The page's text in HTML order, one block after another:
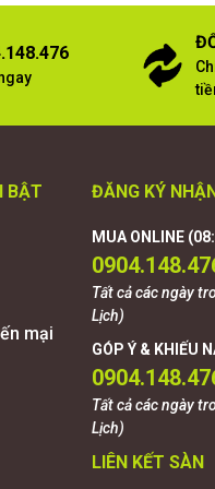
BẬT
mại
ĐĂNG KÝ
MUA ONLINE
Tất cả các ngày
Lịch)
GÓP Ý & KHIẾU
Tất cả các ngày
Lịch)
LIÊN KẾT SÀN